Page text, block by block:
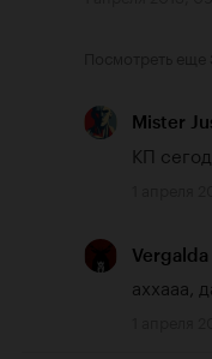
Mister
КП
Vergalda
аххааа,